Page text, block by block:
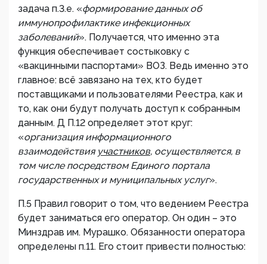
задача п.3.е. «формирование данных об
иммунопрофилактике инфекционных
заболеваний». Получается, что именно эта
функция обеспечивает состыковку с
«вакцинными паспортами» ВОЗ. Ведь именно это
главное: всё завязано на тех, кто будет
поставщиками и пользователями Реестра, как и
то, как они будут получать доступ к собранным
данным. Д П.12 определяет этот круг:
«организация информационного
взаимодействия участников, осуществляется, в
том числе посредством Единого портала
государственных и муниципальных услуг».
П.5 Правил говорит о том, что ведением Реестра
будет заниматься его оператор. Он один – это
Минздрав им. Мурашко. Обязанности оператора
определены п.11. Его стоит привести полностью: